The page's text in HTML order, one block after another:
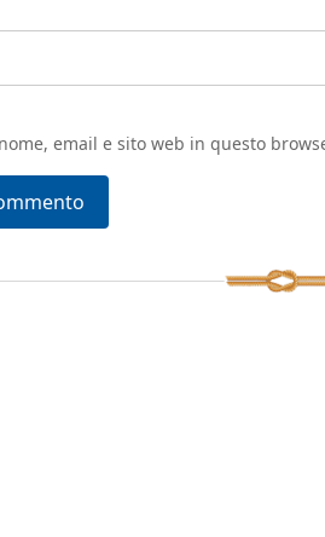
email e sito web in questo